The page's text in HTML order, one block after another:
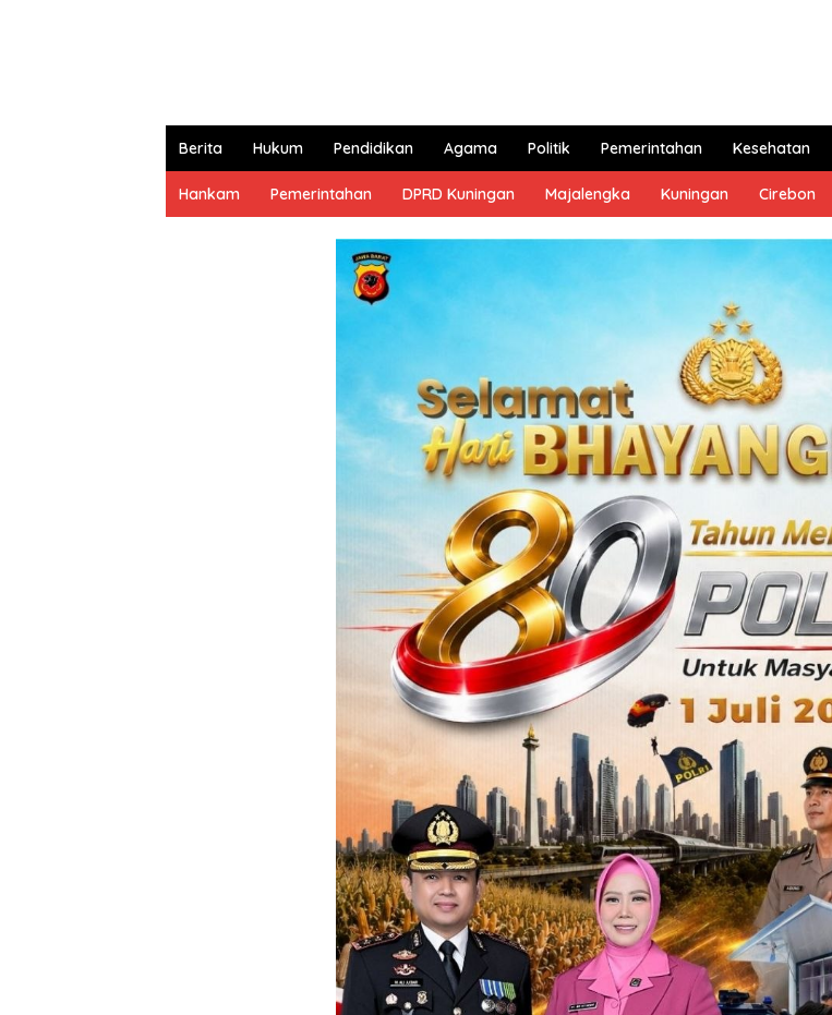
Berita Hukum Pendidikan Agama Politik Pemerintahan Kesehatan
Hankam Pemerintahan DPRD Kuningan Majalengka Kuningan Cirebon